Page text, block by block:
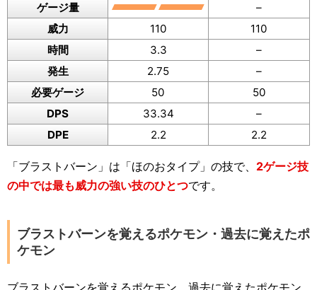
ゲージ量
–
威力
110
110
時間
3.3
–
発生
2.75
–
必要ゲージ
50
50
DPS
33.34
–
DPE
2.2 2.2
「ブラストバーン」は「ほのおタイプ」の技で、 2ゲージ技
の中では最も威力の強い技のひとつです。
ブラストバーンを覚えるポケモン・過去に覚えたポ
ケモン
ブラストバーンを覚えるポケモン、過去に覚えたポケモン